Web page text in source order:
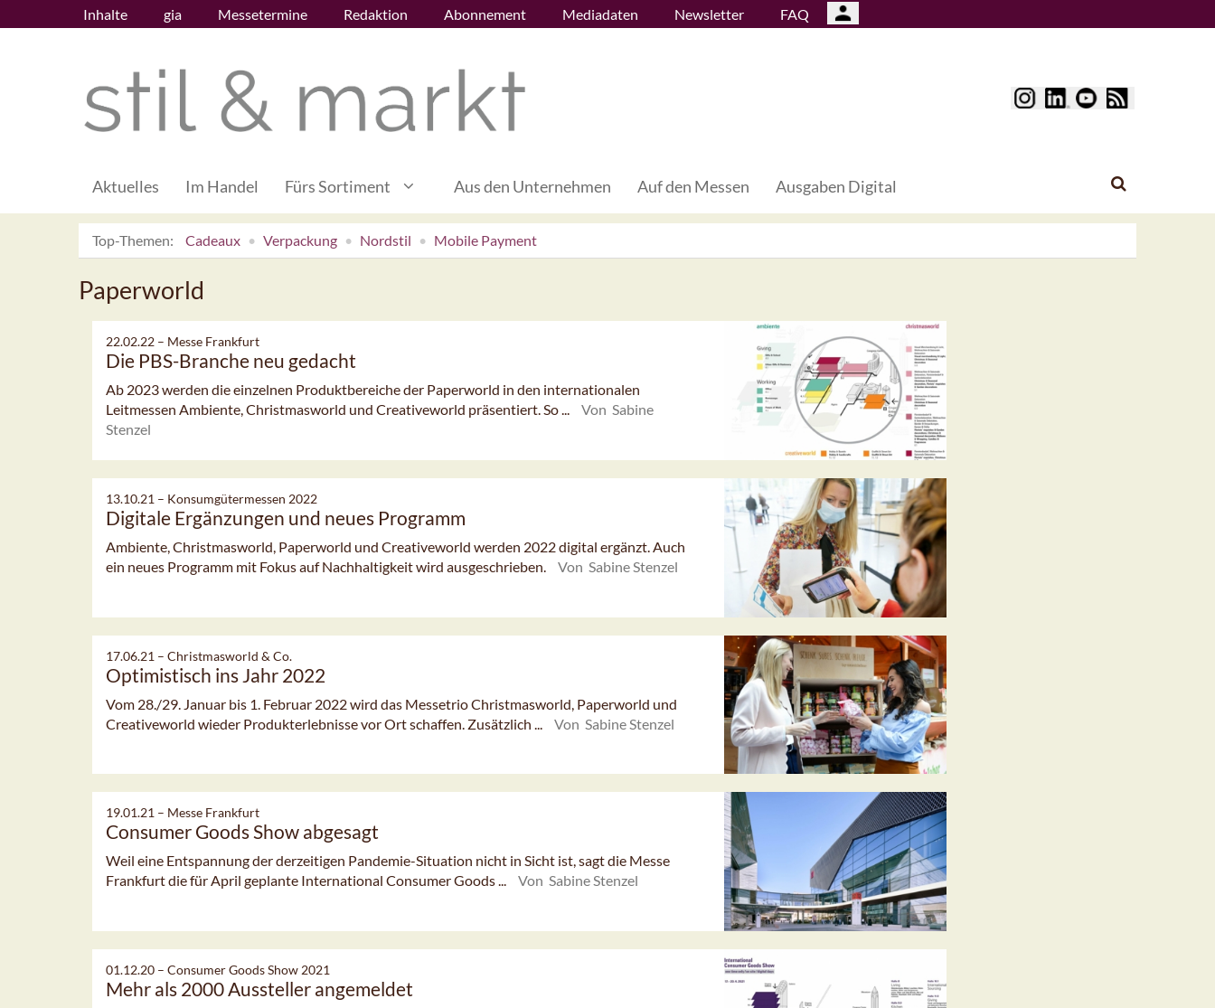
Inhalte gia Messetermine Redaktion Abonnement Mediadaten Newsletter FAQ
Aktuelles Im Handel Fürs Sortiment Aus den Unternehmen Auf den Messen Ausgaben Digital
Top-Themen: Cadeaux Verpackung Nordstil Mobile Payment
Paperworld
22.02.22 – Messe Frankfurt
Die PBS-Branche neu gedacht
Ab 2023 werden die einzelnen Produktbereiche der Paperworld in den internationalen
Leitmessen Ambiente, Christmasworld und Creativeworld präsentiert. So ...
Von Sabine
Stenzel
13.10.21 – Konsumgütermessen 2022
Digitale Ergänzungen und neues Programm
Ambiente, Christmasworld, Paperworld und Creativeworld werden 2022 digital ergänzt. Auch
ein neues Programm mit Fokus auf Nachhaltigkeit wird ausgeschrieben.
Von Sabine Stenzel
17.06.21 – Christmasworld & Co.
Optimistisch ins Jahr 2022
Vom 28./29. Januar bis 1. Februar 2022 wird das Messetrio Christmasworld, Paperworld und
Creativeworld wieder Produkterlebnisse vor Ort schaffen. Zusätzlich ...
Von Sabine Stenzel
19.01.21 – Messe Frankfurt
Consumer Goods Show abgesagt
Weil eine Entspannung der derzeitigen Pandemie-Situation nicht in Sicht ist, sagt die Messe
Frankfurt die für April geplante International Consumer Goods ...
Von Sabine Stenzel
01.12.20 – Consumer Goods Show 2021
Mehr als 2000 Aussteller angemeldet